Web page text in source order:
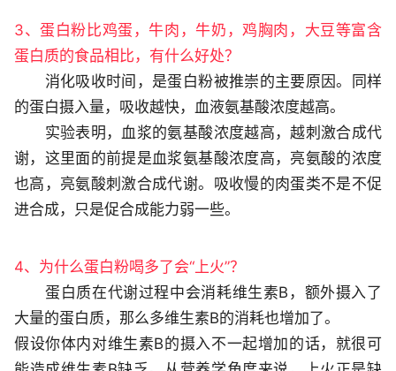
3、蛋白粉比鸡蛋，牛肉，牛奶，鸡胸肉，大豆等富含
蛋白质的食品相比，有什么好处？
消化吸收时间，是蛋白粉被推崇的主要原因。同样
的蛋白摄入量，吸收越快，血液氨基酸浓度越高。
实验表明，血浆的氨基酸浓度越高，越刺激合成代
谢，这里面的前提是血浆氨基酸浓度高，亮氨酸的浓度
也高，亮氨酸刺激合成代谢。吸收慢的肉蛋类不是不促
进合成，只是促合成能力弱一些。
4、为什么蛋白粉喝多了会“上火”？
蛋白质在代谢过程中会消耗维生素B，额外摄入了
大量的蛋白质，那么多维生素B的消耗也增加了。
假设你体内对维生素B的摄入不一起增加的话，就很可